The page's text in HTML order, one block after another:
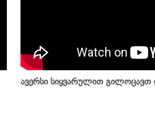
ავერსი სიყვარულით